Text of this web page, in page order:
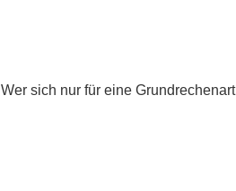
sich nur für eine Grundrechenart